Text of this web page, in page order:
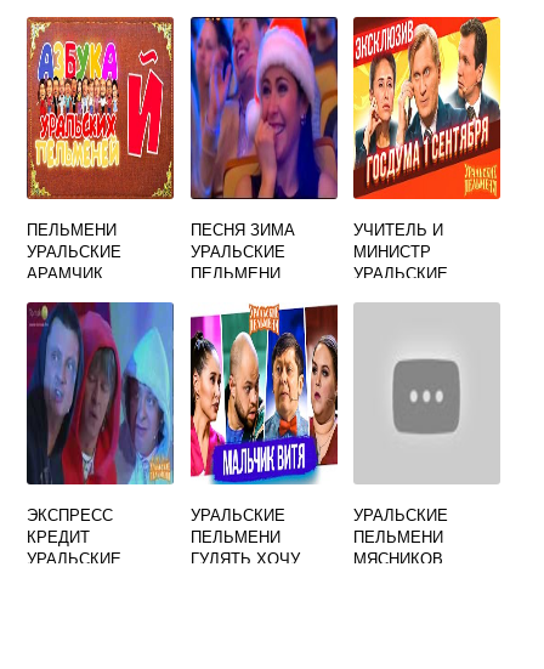
НА КАССЕ
ПЕЛЬМЕНИ
УРАЛЬСКИЕ
АРАМЧИК
ПЕСНЯ ЗИМА
УРАЛЬСКИЕ
ПЕЛЬМЕНИ
УЧИТЕЛЬ И
МИНИСТР
УРАЛЬСКИЕ
ЭКСПРЕСС
КРЕДИТ
УРАЛЬСКИЕ
УРАЛЬСКИЕ
ПЕЛЬМЕНИ
ГУЛЯТЬ ХОЧУ
УРАЛЬСКИЕ
ПЕЛЬМЕНИ
МЯСНИКОВ